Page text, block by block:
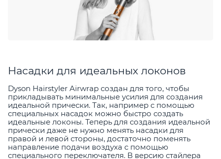
Насадки для идеальных локонов
Dyson Hairstyler Airwrap создан для того, чтобы
прикладывать минимальные усилия для создания
идеальной прически. Так, например с помощью
специальных насадок можно быстро создать
идеальные локоны. Теперь для создания идеальной
прически даже не нужно менять насадки для
правой и левой стороны, достаточно поменять
направление подачи воздуха с помощью
специального переключателя. В версию стайлера